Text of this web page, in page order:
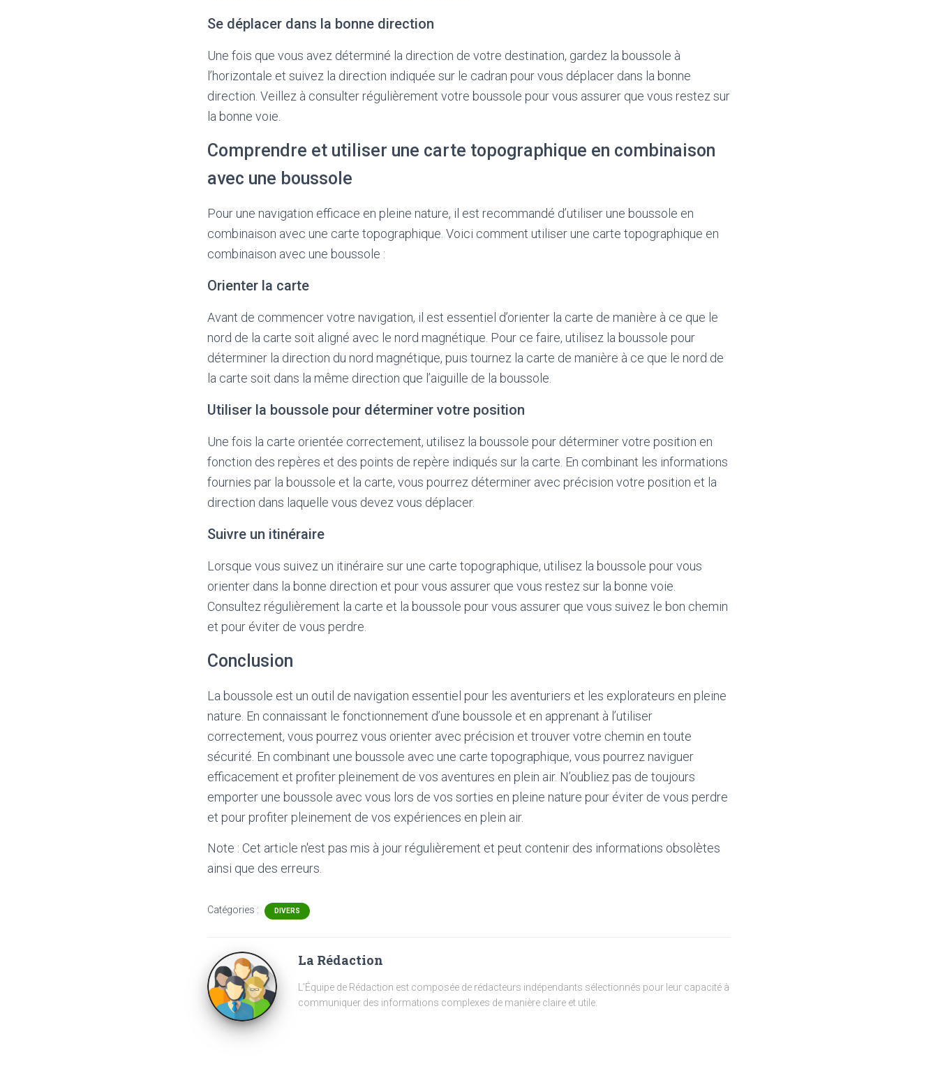
Se déplacer dans la bonne direction
Une fois que vous avez déterminé la direction de votre destination, gardez la boussole à
l’horizontale et suivez la direction indiquée sur le cadran pour vous déplacer dans la bonne
direction. Veillez à consulter régulièrement votre boussole pour vous assurer que vous restez sur
la bonne voie.
Comprendre et utiliser une carte topographique en combinaison
avec une boussole
Pour une navigation efficace en pleine nature, il est recommandé d’utiliser une boussole en
combinaison avec une carte topographique. Voici comment utiliser une carte topographique en
combinaison avec une boussole :
Orienter la carte
Avant de commencer votre navigation, il est essentiel d’orienter la carte de manière à ce que le
nord de la carte soit aligné avec le nord magnétique. Pour ce faire, utilisez la boussole pour
déterminer la direction du nord magnétique, puis tournez la carte de manière à ce que le nord de
la carte soit dans la même direction que l’aiguille de la boussole.
Utiliser la boussole pour déterminer votre position
Une fois la carte orientée correctement, utilisez la boussole pour déterminer votre position en
fonction des repères et des points de repère indiqués sur la carte. En combinant les informations
fournies par la boussole et la carte, vous pourrez déterminer avec précision votre position et la
direction dans laquelle vous devez vous déplacer.
Suivre un itinéraire
Lorsque vous suivez un itinéraire sur une carte topographique, utilisez la boussole pour vous
orienter dans la bonne direction et pour vous assurer que vous restez sur la bonne voie.
Consultez régulièrement la carte et la boussole pour vous assurer que vous suivez le bon chemin
et pour éviter de vous perdre.
Conclusion
La boussole est un outil de navigation essentiel pour les aventuriers et les explorateurs en pleine
nature. En connaissant le fonctionnement d’une boussole et en apprenant à l’utiliser
correctement, vous pourrez vous orienter avec précision et trouver votre chemin en toute
sécurité. En combinant une boussole avec une carte topographique, vous pourrez naviguer
efficacement et profiter pleinement de vos aventures en plein air. N’oubliez pas de toujours
emporter une boussole avec vous lors de vos sorties en pleine nature pour éviter de vous perdre
et pour profiter pleinement de vos expériences en plein air.
Note : Cet article n'est pas mis à jour régulièrement et peut contenir des informations obsolètes
ainsi que des erreurs.
Catégories : DIVERS
La Rédaction
L'Équipe de Rédaction est composée de rédacteurs indépendants sélectionnés pour leur capacité à
communiquer des informations complexes de manière claire et utile.